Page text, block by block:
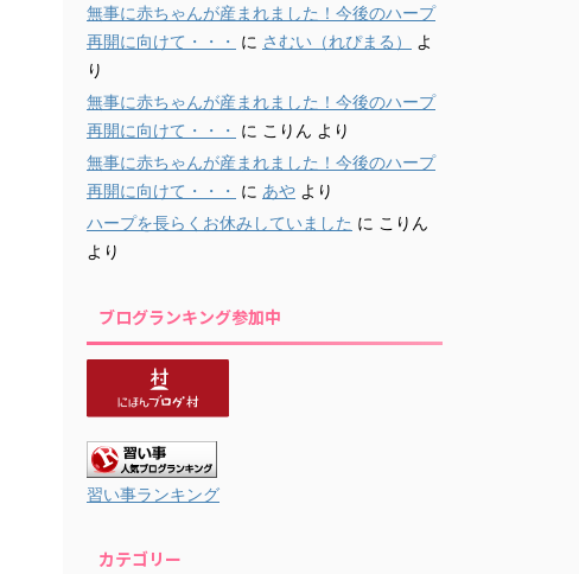
無事に赤ちゃんが産まれました！今後のハープ
再開に向けて・・・ に さむい（れぴまる）
よ
り
無事に赤ちゃんが産まれました！今後のハープ
再開に向けて・・・ に こりん より
無事に赤ちゃんが産まれました！今後のハープ
再開に向けて・・・ に あや より
ハープを長らくお休みしていました に こりん
より
ブログランキング参加中
習い事ランキング
カテゴリー